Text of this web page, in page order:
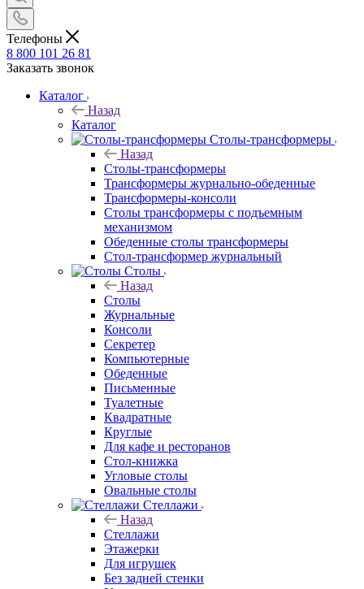
Телефоны
8 800 101 26 81
Заказать звонок
Каталог
Назад
Каталог
Столы-трансформеры
Назад
Столы-трансформеры
Трансформеры журнально-обеденные
Трансформеры-консоли
Столы трансформеры с подъемным
механизмом
Обеденные столы трансформеры
Стол-трансформер журнальный
Столы
Назад
Столы
Журнальные
Консоли
Секретер
Компьютерные
Обеденные
Письменные
Туалетные
Квадратные
Круглые
Для кафе и ресторанов
Стол-книжка
Угловые столы
Овальные столы
Стеллажи
Назад
Стеллажи
Этажерки
Для игрушек
Без задней стенки